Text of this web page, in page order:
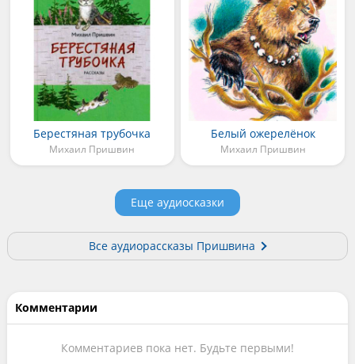
Берестяная трубочка
Михаил Пришвин
Белый ожерелёнок
Михаил Пришвин
Еще аудиосказки
Все аудиорассказы Пришвина
Комментарии
Комментариев пока нет. Будьте первыми!